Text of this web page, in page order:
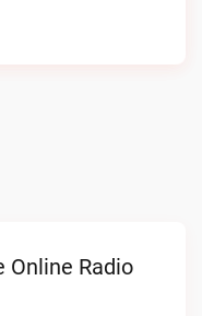
Online Radio